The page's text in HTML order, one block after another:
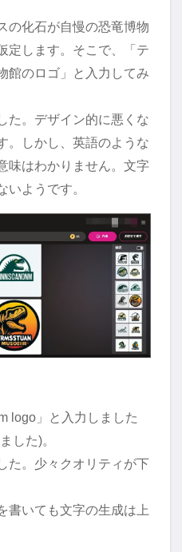
の化石が自慢の恐竜博物
定します。そこで、「テ
館のロゴ」と入力してみ
た。デザイン的に悪くな
。しかし、英語のような
味はわかりません。文字
いようです。
logo」と入力しました
した)。
た。少々クオリティが下
書いても文字の生成は上